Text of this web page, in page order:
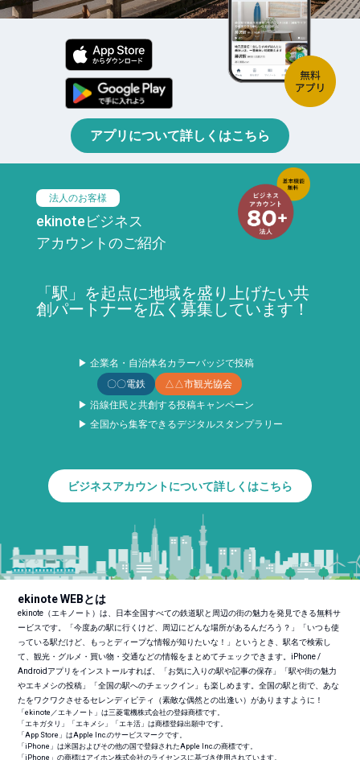
アプリについて詳しくはこちら
法人のお客様
ekinoteビジネス
アカウントのご紹介
「駅」を起点に地域を盛り上げたい共
創パートナーを広く募集しています！
▶ 企業名・自治体名カラーバッジで投稿
〇〇電鉄
△△市観光協会
▶ 沿線住民と共創する投稿キャンペーン
▶ 全国から集客できるデジタルスタンプラリー
ビジネスアカウントについて詳しくはこちら
ekinote WEBとは
ekinote（エキノート）は、日本全国すべての鉄道駅と周辺の街の魅力を発見できる無料サ
ービスです。「今度あの駅に行くけど、周辺にどんな場所があるんだろう？」「いつも使
っている駅だけど、もっとディープな情報が知りたいな！」というとき、駅名で検索し
て、観光・グルメ・買い物・交通などの情報をまとめてチェックできます。iPhone /
Androidアプリをインストールすれば、「お気に入りの駅や記事の保存」「駅や街の魅力
やエキメシの投稿」「全国の駅へのチェックイン」も楽しめます。全国の駅と街で、あな
たをワクワクさせるセレンディピティ（素敵な偶然との出逢い）がありますように！
「ekinote／エキノート」は三菱電機株式会社の登録商標です。
「エキガタリ」「エキメシ」「エキ活」は商標登録出願中です。
「App Store」はApple Inc.のサービスマークです。
「iPhone」は米国およびその他の国で登録されたApple Inc.の商標です。
「iPhone」の商標はアイホン株式会社のライセンスに基づき使用されています。